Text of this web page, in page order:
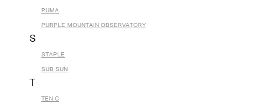
PUMA
PURPLE MOUNTAIN OBSERVATORY
S
STAPLE
SUB SUN
TEN C